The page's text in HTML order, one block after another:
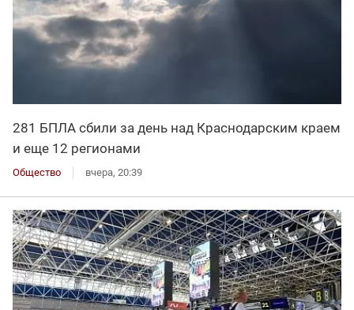
281 БПЛА сбили за день над Краснодарским краем
и еще 12 регионами
Общество вчера, 20:39